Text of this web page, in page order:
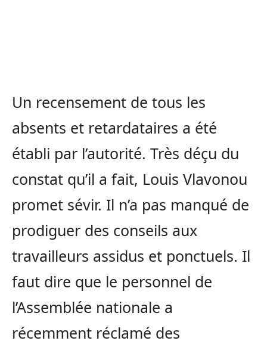
Un recensement de tous les
absents et retardataires a été
établi par l’autorité. Très déçu du
constat qu’il a fait, Louis Vlavonou
promet sévir. Il n’a pas manqué de
prodiguer des conseils aux
travailleurs assidus et ponctuels. Il
faut dire que le personnel de
l’Assemblée nationale a
récemment réclamé des